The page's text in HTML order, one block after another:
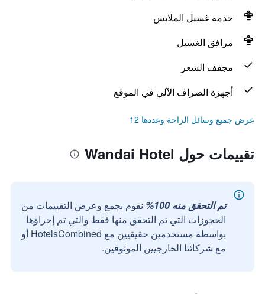
خدمة غسيل الملابس
مرافق الغسيل
مجفف الشعر
أجهزة الصراف الآلي في الموقع
عرض جميع وسائل الراحة وعددها 12
تقييمات حول Wandai Hotel
تم التحقق منه 100%
نقوم بجمع وعرض التقييمات من
الحجوزات التي تم التحقق منها فقط والتي تم إجراؤها
بواسطة مستخدمين حقيقيين مع HotelsCombined أو
مع شركائنا الخارجيين الموثوقين.